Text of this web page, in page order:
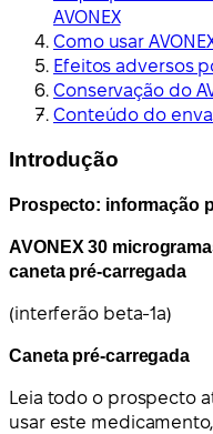
AVONEX
Como usar
Efeitos adversos
Conservação do
Conteúdo do
Introdução
Prospecto: informação
AVONEX 30
caneta pré-carregada
(interferão beta-1a)
Caneta pré-carregada
Leia todo o prospecto
usar este